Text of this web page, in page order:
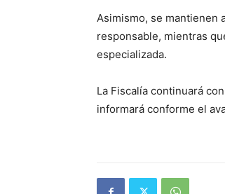
Asimismo, se mantienen
responsable, mientras
especializada.
La Fiscalía continuará
informará conforme el